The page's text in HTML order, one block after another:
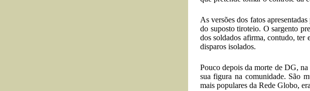
As versões dos fatos
do suposto tiroteio. O sargento
dos soldados afirma, contudo, ter
disparos isolados.
Pouco depois da morte de DG,
sua figura na comunidade. São
mais populares da Rede Globo,